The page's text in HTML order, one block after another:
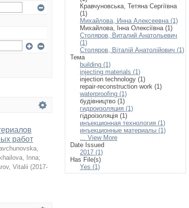
работ
Inna;
Vitalii (2017-
Кравчуновська, Тетяна Сергіївна
(1)
Михайлова, Инна Алексеевна (1)
Михайлова, Інна Олексіївна (1)
Столяров, Виталий Анатольевич
(1)
Столяров, Віталій Анатолійович (1)
Тема
building (1)
injecting materials (1)
injection technology (1)
repair-reconstruction work (1)
waterproofing (1)
будівництво (1)
гидроизоляция (1)
гідроізоляція (1)
инъекционная технология (1)
инъекционные материалы (1)
... View More
Date Issued
2017 (1)
Has File(s)
Yes (1)